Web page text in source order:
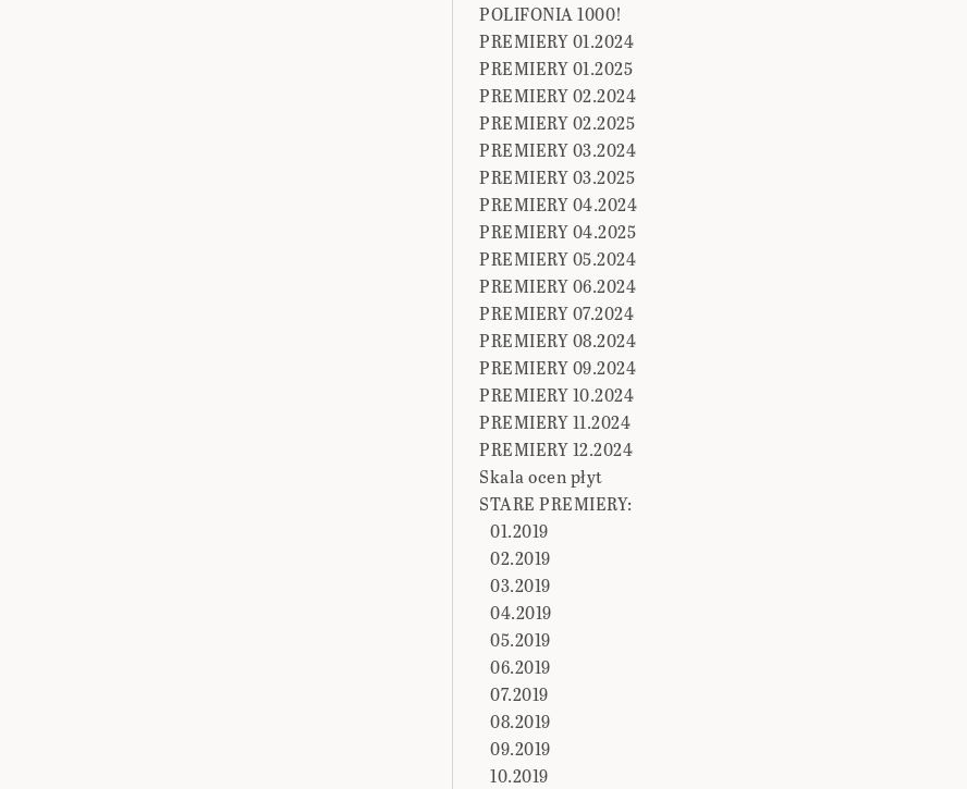
POLIFONIA 1000!
PREMIERY 01.2024
PREMIERY 01.2025
PREMIERY 02.2024
PREMIERY 02.2025
PREMIERY 03.2024
PREMIERY 03.2025
PREMIERY 04.2024
PREMIERY 04.2025
PREMIERY 05.2024
PREMIERY 06.2024
PREMIERY 07.2024
PREMIERY 08.2024
PREMIERY 09.2024
PREMIERY 10.2024
PREMIERY 11.2024
PREMIERY 12.2024
Skala ocen płyt
STARE PREMIERY:
01.2019
02.2019
03.2019
04.2019
05.2019
06.2019
07.2019
08.2019
09.2019
10.2019